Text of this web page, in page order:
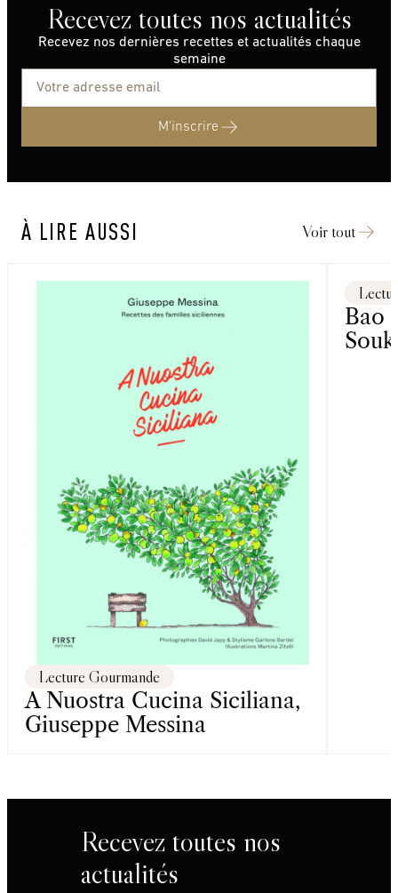
Recevez toutes nos actualités
Recevez nos dernières recettes et actualités chaque
semaine
M'inscrire
À LIRE AUSSI Voir tout
Lecture Gourmande
A Nuostra Cucina Siciliana,
Giuseppe Messina
Bao
Recevez toutes nos
actualités